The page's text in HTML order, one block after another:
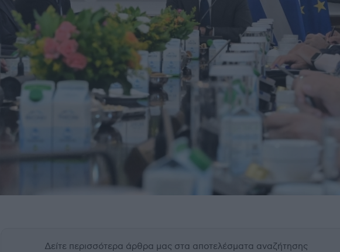
Δείτε περισσότερα άρθρα μας στα αποτελέσματα αναζήτησης